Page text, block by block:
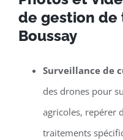
de gestion de
Boussay
Surveillance de
des drones pour
agricoles, repérer
traitements